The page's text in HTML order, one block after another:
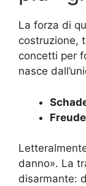
La forza di
costruzione,
concetti per
nasce
Freude
danno». La
disarmante: